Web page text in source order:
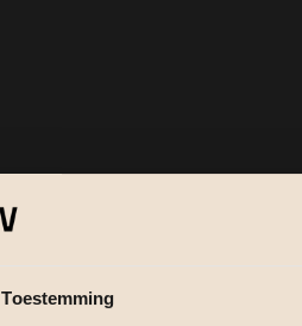
Toestemming